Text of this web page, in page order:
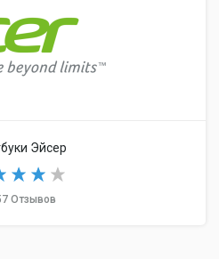
Эйсер
Отзывов